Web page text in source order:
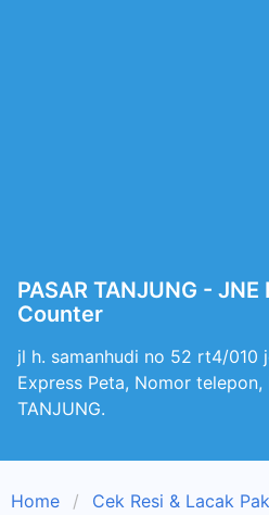
PASAR TANJUNG -
Counter
jl h. samanhudi no 52 rt4/010
Express Peta, Nomor telepon,
TANJUNG.
Home
Cek Resi & Lacak